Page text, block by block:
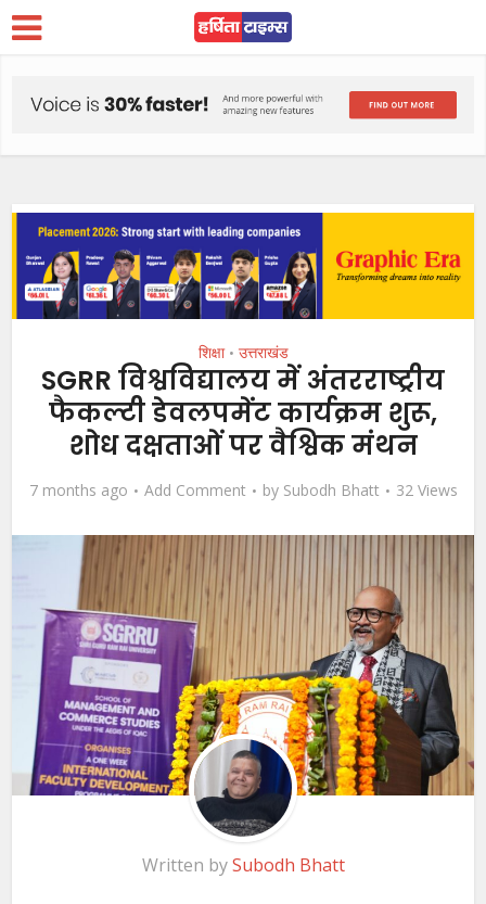
शिक्षा • उत्तराखंड
SGRR विश्वविद्यालय में अंतरराष्ट्रीय
फैकल्टी डेवलपमेंट कार्यक्रम शुरू,
शोध दक्षताओं पर वैश्विक मंथन
7 months ago Add Comment by Subodh Bhatt 32 Views
Written bySubodh Bhatt